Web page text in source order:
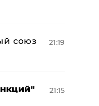
союз
21:19
21:15